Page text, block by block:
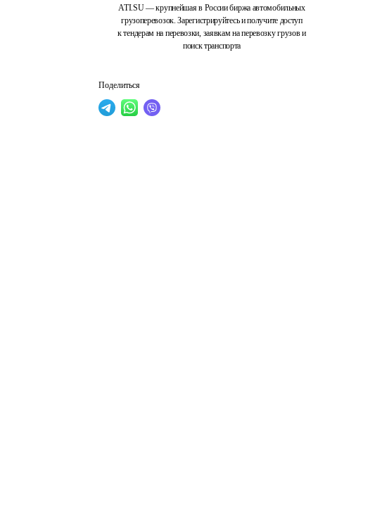
ATI.SU — крупнейшая в России биржа автомобильных
грузоперевозок. Зарегистрируйтесь и получите доступ
к тендерам на перевозки, заявкам на перевозку грузов и
поиск транспорта
Поделиться